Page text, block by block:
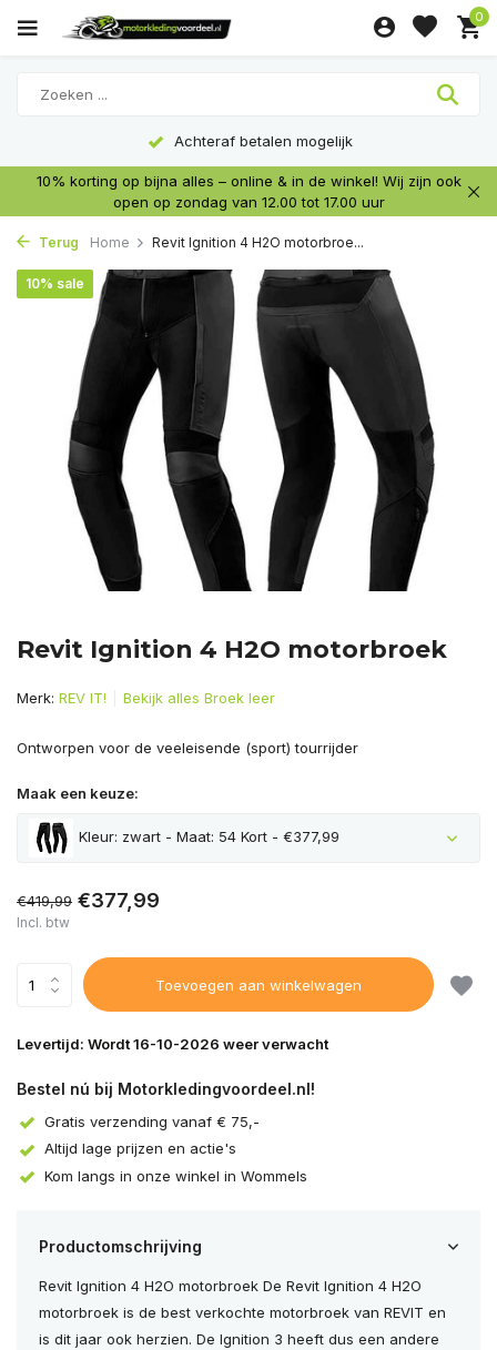
0
Achteraf betalen mogelijk
10% korting op bijna alles – online & in de winkel! Wij zijn ook
open op zondag van 12.00 tot 17.00 uur
Terug Home Revit Ignition 4 H2O motorbroe...
Revit Ignition 4 H2O motorbroek
10% sale
Merk: REV IT! Bekijk alles Broek leer
Ontworpen voor de veeleisende (sport) tourrijder
Maak een keuze:
Kleur: zwart - Maat: 54 Kort - €377,99
€419,99 €377,99
Incl. btw
Toevoegen aan winkelwagen
Levertijd: Wordt 16-10-2026 weer verwacht
Bestel nú bij Motorkledingvoordeel.nl!
Gratis verzending vanaf € 75,-
Altijd lage prijzen en actie's
Kom langs in onze winkel in Wommels
Productomschrijving
Revit Ignition 4 H2O motorbroek De Revit Ignition 4 H2O
motorbroek is de best verkochte motorbroek van REVIT en
is dit jaar ook herzien. De Ignition 3 heeft dus een andere